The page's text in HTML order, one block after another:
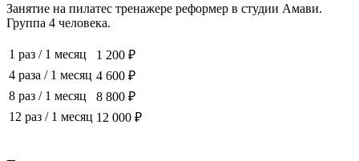
Занятие на пилатес тренажере реформер в студии Амави.
Группа 4 человека.
1 раз / 1 месяц
1 200 ₽
4 раза / 1 месяц 4 600 ₽
8 раз / 1 месяц
8 800 ₽
12 раз / 1 месяц 12 000 ₽